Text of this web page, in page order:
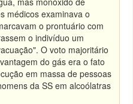
médicos examinava o
o prontuário com
o indivíduo um
O voto majoritário
do gás era o fato
em massa de pessoas
da SS em alcoólatras